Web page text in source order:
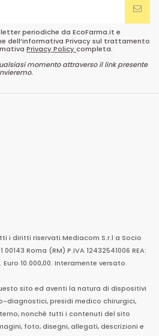
periodiche da EcoFarma.it e
dell’informativa Privacy sul trattamento
Privacy Policycompleta.
momento attraverso il link presente
i diritti riservati.Mediacom S.r.l a Socio
00143 Roma (RM) P.IVA 12432541006 REA:
Euro 10.000,00. Interamente versato.
sito ed aventi la natura di dispositivi
diagnostici, presidi medico chirurgici,
nonché tutti i contenuti del sito
foto, disegni, allegati, descrizioni e